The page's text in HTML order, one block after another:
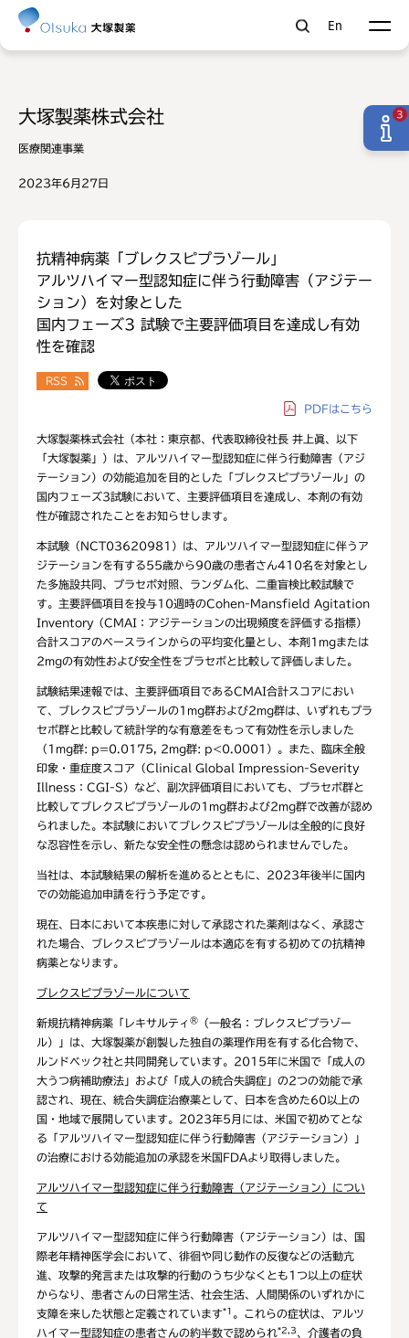
En
大塚製薬株式会社
医療関連事業
2023年6月27日
抗精神病薬「ブレクスピプラゾール」
アルツハイマー型認知症に伴う行動障害（アジテー
ション）を対象とした
国内フェーズ3 試験で主要評価項目を達成し有効
性を確認
RSS
PDFはこちら
大塚製薬株式会社（本社：東京都、代表取締役社長 井上眞、以下
「大塚製薬」）は、アルツハイマー型認知症に伴う行動障害（アジ
テーション）の効能追加を目的とした「ブレクスピプラゾール」の
国内フェーズ3試験において、主要評価項目を達成し、本剤の有効
性が確認されたことをお知らせします。
本試験（NCT03620981）は、アルツハイマー型認知症に伴うア
ジテーションを有する55歳から90歳の患者さん410名を対象とし
た多施設共同、プラセボ対照、ランダム化、二重盲検比較試験で
す。主要評価項目を投与10週時のCohen-Mansfield Agitation
Inventory（CMAI：アジテーションの出現頻度を評価する指標）
合計スコアのベースラインからの平均変化量とし、本剤1mgまたは
2mgの有効性および安全性をプラセボと比較して評価しました。
試験結果速報では、主要評価項目であるCMAI合計スコアにおい
て、ブレクスピプラゾールの1mg群および2mg群は、いずれもプラ
セボ群と比較して統計学的な有意差をもって有効性を示しました
（1mg群: p=0.0175, 2mg群: p<0.0001）。また、臨床全般
印象・重症度スコア（Clinical Global Impression-Severity
Illness：CGI-S）など、副次評価項目においても、プラセボ群と
比較してブレクスピプラゾールの1mg群および2mg群で改善が認め
られました。本試験においてブレクスピプラゾールは全般的に良好
な忍容性を示し、新たな安全性の懸念は認められませんでした。
当社は、本試験結果の解析を進めるとともに、2023年後半に国内
での効能追加申請を行う予定です。
現在、日本において本疾患に対して承認された薬剤はなく、承認さ
れた場合、ブレクスピプラゾールは本適応を有する初めての抗精神
病薬となります。
ブレクスピプラゾールについて
新規抗精神病薬「レキサルティ ®
（一般名：ブレクスピプラゾー
ル）」は、大塚製薬が創製した独自の薬理作用を有する化合物で、
ルンドベック社と共同開発しています。2015年に米国で「成人の
大うつ病補助療法」および「成人の統合失調症」の2つの効能で承
認され、現在、統合失調症治療薬として、日本を含めた60以上の
国・地域で展開しています。2023年5月には、米国で初めてとな
る「アルツハイマー型認知症に伴う行動障害（アジテーション）」
の治療における効能追加の承認を米国FDAより取得しました。
アルツハイマー型認知症に伴う行動障害（アジテーション）につい
て
アルツハイマー型認知症に伴う行動障害（アジテーション）は、国
際老年精神医学会において、徘徊や同じ動作の反復などの活動亢
進、攻撃的発言または攻撃的行動のうち少なくとも1つ以上の症状
からなり、患者さんの日常生活、社会生活、人間関係のいずれかに
支障を来した状態と定義されています*1 。これらの症状は、アルツ
ハイマー型認知症の患者さんの約半数で認められ*2,3 、介護者の負
3